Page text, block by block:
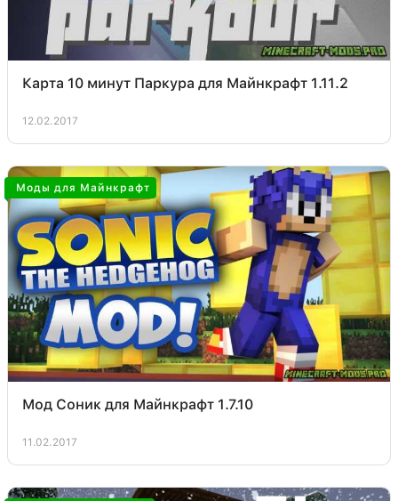
Карта 10 минут Паркура для Майнкрафт 1.11.2
12.02.2017
Моды для Майнкрафт
Мод Соник для Майнкрафт 1.7.10
11.02.2017